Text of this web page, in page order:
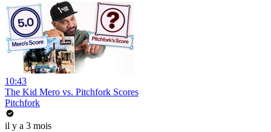
10:43
The Kid Mero vs. Pitchfork Scores
Pitchfork
il y a 3 mois